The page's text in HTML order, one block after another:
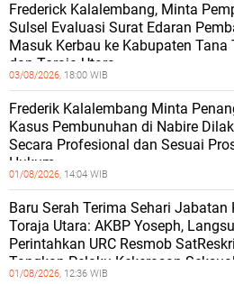
Frederick Kalalembang, Minta
Sulsel Evaluasi Surat Edaran
Masuk Kerbau ke Kabupaten Tana
dan Toraja Utara
03/08/2026, 18:00 WIB
Frederik Kalalembang Minta
Kasus Pembunuhan di Nabire
Secara Profesional dan Sesuai
Hukum
01/08/2026, 14:04 WIB
Baru Serah Terima Sehari Jabatan
Toraja Utara: AKBP Yoseph,
Perintahkan URC Resmob
Tangkap Pelaku Kekerasan
01/08/2026, 12:36 WIB